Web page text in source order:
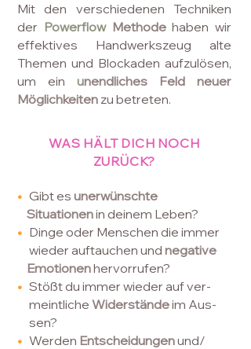
Mit den verschiedenen Techniken
der PowerflowMethodehaben wir
effektives Handwerkszeug alte
Themen und Blockaden aufzulösen,
um ein unendliches Feld neuer
Möglichkeiten zu betreten.
WAS HÄLT DICH NOCH
ZURÜCK?
• Gibt es unerwünschte
Situationenin deinem Leben?
• Dinge oder Menschen die immer
wieder auftauchen und negative
Emotionenhervorrufen?
• Stößt du immer wieder auf ver-
meintliche Widerständeim Aus-
sen?
• Werden Entscheidungenund/